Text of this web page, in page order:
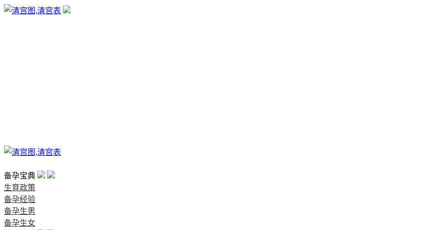
备孕宝典
生育政策
备孕经验
备孕生男
备孕生女